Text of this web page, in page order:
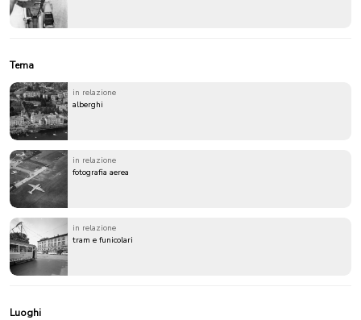
Tema
in relazione
alberghi
in relazione
fotografia aerea
in relazione
tram e funicolari
Luoghi